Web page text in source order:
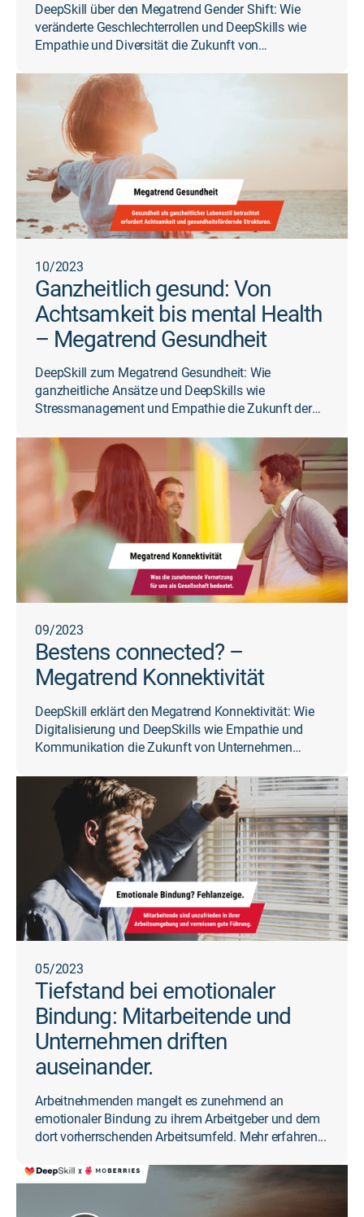
DeepSkill über den Megatrend Gender Shift: Wie
veränderte Geschlechterrollen und DeepSkills wie
Empathie und Diversität die Zukunft von
10/2023
Ganzheitlich gesund: Von
Achtsamkeit bis mental Health
– Megatrend Gesundheit
DeepSkill zum Megatrend Gesundheit: Wie
ganzheitliche Ansätze und DeepSkills wie
Stressmanagement und Empathie die Zukunft der
09/2023
Bestens connected? –
Megatrend Konnektivität
DeepSkill erklärt den Megatrend Konnektivität: Wie
Digitalisierung und DeepSkills wie Empathie und
Kommunikation die Zukunft von Unternehmen
05/2023
Tiefstand bei emotionaler
Bindung: Mitarbeitende und
Unternehmen driften
auseinander.
Arbeitnehmenden mangelt es zunehmend an
emotionaler Bindung zu ihrem Arbeitgeber und dem
dort vorherrschenden Arbeitsumfeld. Mehr erfahren...